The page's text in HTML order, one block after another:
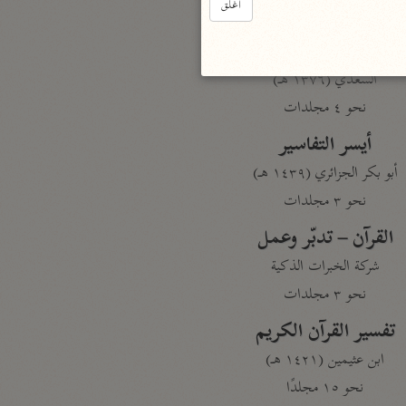
السعدي (١٣٧٦ هـ)
نحو ٤ مجلدات
أيسر التفاسير
أبو بكر الجزائري (١٤٣٩ هـ)
نحو ٣ مجلدات
القرآن – تدبّر وعمل
شركة الخبرات الذكية
نحو ٣ مجلدات
تفسير القرآن الكريم
ابن عثيمين (١٤٢١ هـ)
نحو ١٥ مجلدًا
أغلق